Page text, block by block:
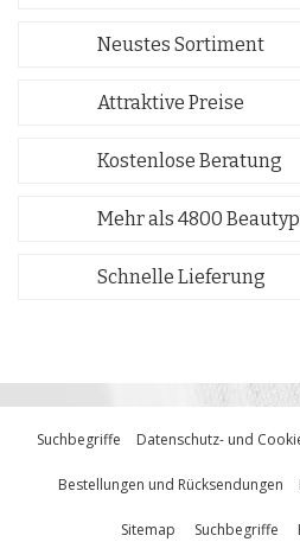
Neustes Sortiment
Attraktive Preise
Kostenlose Beratung
Mehr als 4800
Schnelle Lieferung
Suchbegriffe Datenschutz- und
Bestellungen und Rücksendungen
Sitemap Suchbegriffe